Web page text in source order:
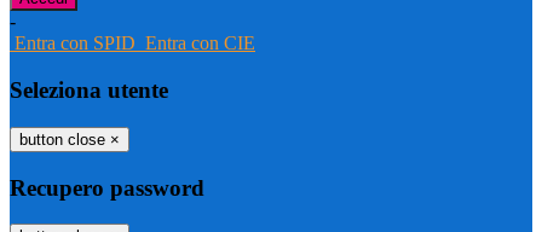
-
Entra con SPID Entra con CIE
Seleziona utente
button close ×
Recupero password